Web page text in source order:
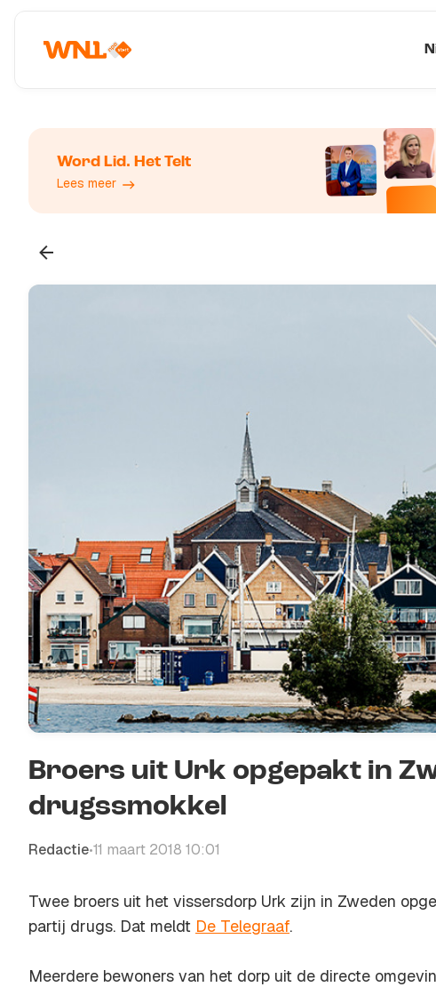
Word Lid. Het Telt
Lees meer
Broers uit Urk opgepakt in
drugssmokkel
Redactie•11 maart 2018 10:01
Twee broers uit het vissersdorp Urk zijn in Zweden
partij drugs. Dat meldt De Telegraaf.
Meerdere bewoners van het dorp uit de directe